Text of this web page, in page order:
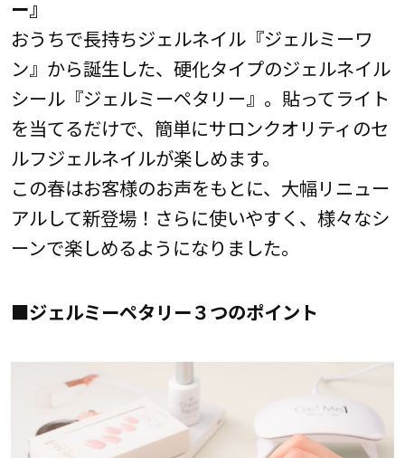
ー』
おうちで長持ちジェルネイル『ジェルミーワ
ン』から誕生した、硬化タイプのジェルネイル
シール『ジェルミーペタリー』。貼ってライト
を当てるだけで、簡単にサロンクオリティのセ
ルフジェルネイルが楽しめます。
この春はお客様のお声をもとに、大幅リニュー
アルして新登場！さらに使いやすく、様々なシ
ーンで楽しめるようになりました。
■ジェルミーペタリー３つのポイント